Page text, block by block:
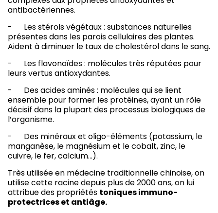
antibactériennes.
- Les stérols végétaux : substances naturelles
présentes dans les parois cellulaires des plantes.
Aident à diminuer le taux de cholestérol dans le sang.
- Les flavonoïdes : molécules très réputées pour
leurs vertus antioxydantes.
- Des acides aminés : molécules qui se lient
ensemble pour former les protéines, ayant un rôle
décisif dans la plupart des processus biologiques de
l’organisme.
- Des minéraux et oligo-éléments (potassium, le
manganèse, le magnésium et le cobalt, zinc, le
cuivre, le fer, calcium…).
Très utilisée en médecine traditionnelle chinoise, on
utilise cette racine depuis plus de 2000 ans, on lui
attribue des propriétés toniques immuno-
protectrices et antiâge.